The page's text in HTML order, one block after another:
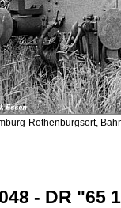
Rothenburgsort,
- DR "65